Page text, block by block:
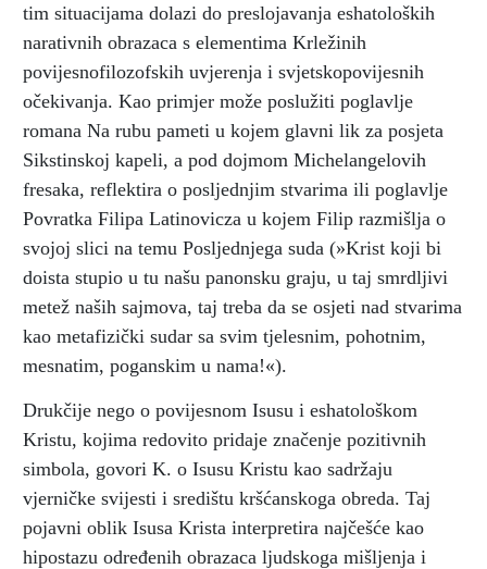
tim situacijama dolazi do preslojavanja eshatoloških
narativnih obrazaca s elementima Krležinih
povijesnofilozofskih uvjerenja i svjetskopovijesnih
očekivanja. Kao primjer može poslužiti poglavlje
romana Na rubu pameti u kojem glavni lik za posjeta
Sikstinskoj kapeli, a pod dojmom Michelangelovih
fresaka, reflektira o posljednjim stvarima ili poglavlje
Povratka Filipa Latinovicza u kojem Filip razmišlja o
svojoj slici na temu Posljednjega suda (»Krist koji bi
doista stupio u tu našu panonsku graju, u taj smrdljivi
metež naših sajmova, taj treba da se osjeti nad stvarima
kao metafizički sudar sa svim tjelesnim, pohotnim,
mesnatim, poganskim u nama!«).
Drukčije nego o povijesnom Isusu i eshatološkom
Kristu, kojima redovito pridaje značenje pozitivnih
simbola, govori K. o Isusu Kristu kao sadržaju
vjerničke svijesti i središtu kršćanskoga obreda. Taj
pojavni oblik Isusa Krista interpretira najčešće kao
hipostazu određenih obrazaca ljudskoga mišljenja i